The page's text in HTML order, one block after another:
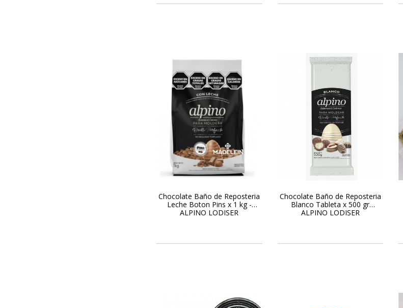
Chocolate Baño de Reposteria
Leche Boton Pins x 1 kg -
ALPINO LODISER
Chocolate Baño de Reposteria
Blanco Tableta x 500 gr
ALPINO LODISER